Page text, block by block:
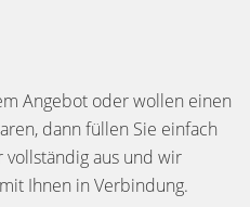
Angebot oder wollen einen
dann füllen Sie einfach
aus und wir
Ihnen in Verbindung.